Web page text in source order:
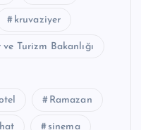
kruvaziyer
Turizm Bakanlığı
Ramazan
sinema